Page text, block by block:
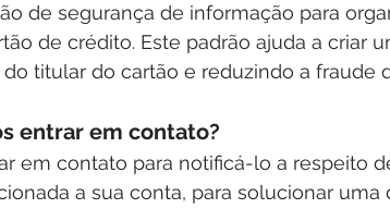
de segurança de informação para
de crédito. Este padrão ajuda a criar
titular do cartão e reduzindo a fraude
entrar em contato?
em contato para notificá-lo a respeito
a sua conta, para solucionar